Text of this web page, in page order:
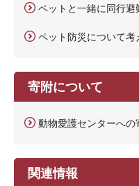
ペットと一緒に同行
ペット防災について考
寄附について
動物愛護センターへの
関連情報